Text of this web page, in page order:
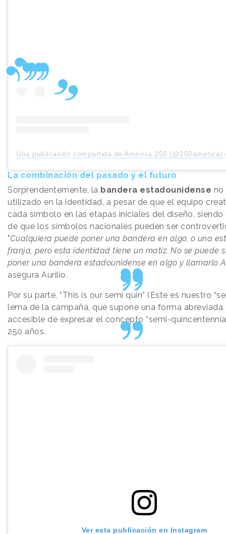
Una publicación compartida de America 250 (@250america)
La combinación del pasado y el futuro
Sorprendentemente, la bandera estadounidense no
utilizado en la identidad, a pesar de que el equipo
cada símbolo en las etapas iniciales del diseño,
de que los símbolos nacionales pueden ser
"Cualquiera puede poner una bandera en algo, o una
franja, pero esta identidad tiene un matiz. No se puede
poner una bandera estadounidense en algo y llamarlo
asegura Aurilio.
Por su parte, “This is our semi quin” (Este es nuestro
lema de la campaña, que supone una forma abreviada
accesible de expresar el concepto “semi-
250 años.
Ver esta publicación en Instagram